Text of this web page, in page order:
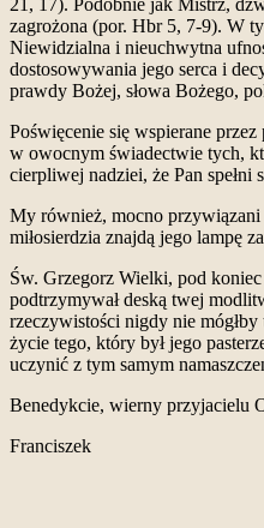
21, 17). Podobnie jak Mistrz,
zagrożona (por. Hbr 5, 7-9). W
Niewidzialna i nieuchwytna
dostosowywania jego serca i
prawdy Bożej, słowa Bożego,
Poświęcenie się wspierane
w owocnym świadectwie tych,
cierpliwej nadziei, że Pan
My również, mocno przywiązani
miłosierdzia znajdą jego lampę
Św. Grzegorz Wielki, pod koniec
podtrzymywał deską twej
rzeczywistości nigdy nie
życie tego, który był jego
uczynić z tym samym
Benedykcie, wierny przyjacielu
Franciszek